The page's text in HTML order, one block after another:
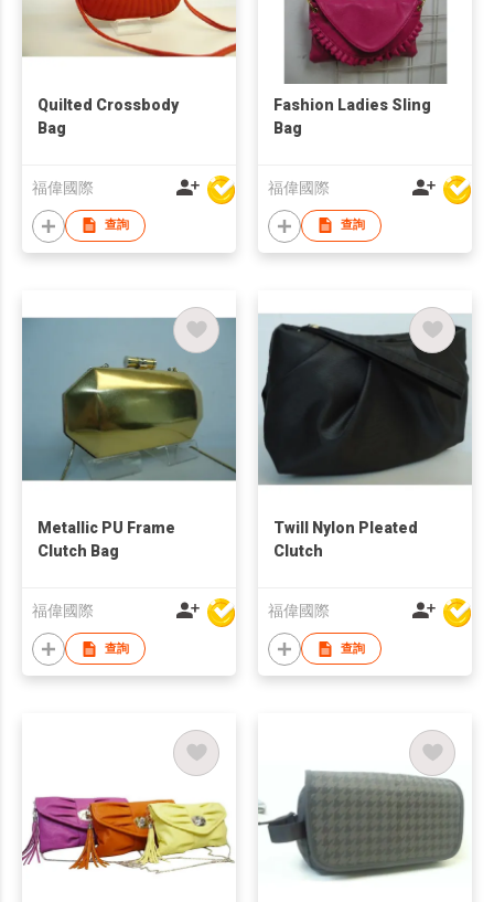
Quilted Crossbody
Bag
福偉國際
查詢
Fashion Ladies Sling
Bag
福偉國際
查詢
Metallic PU Frame
Clutch Bag
福偉國際
查詢
Twill Nylon Pleated
Clutch
福偉國際
查詢